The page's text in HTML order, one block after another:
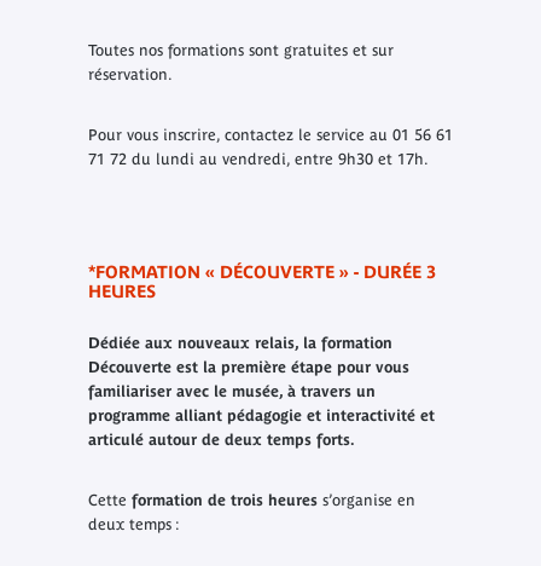
Toutes nos formations sont gratuites et sur
réservation.
Pour vous inscrire, contactez le service au 01 56 61
71 72 du lundi au vendredi, entre 9h30 et 17h.
*FORMATION « DÉCOUVERTE » - DURÉE 3
HEURES
Dédiée aux nouveaux relais, la formation
Découverteest la première étape pour vous
familiariser avec le musée, à travers un
programme alliant pédagogie et interactivité et
articulé autour de deux temps forts.
Cette formation de trois heuress’organise en
deux temps :